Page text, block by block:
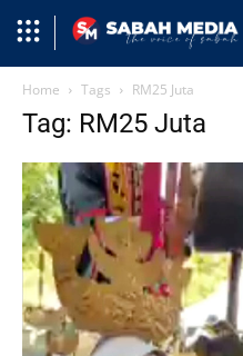
Home Tags RM25 Juta
Tag: RM25 Juta